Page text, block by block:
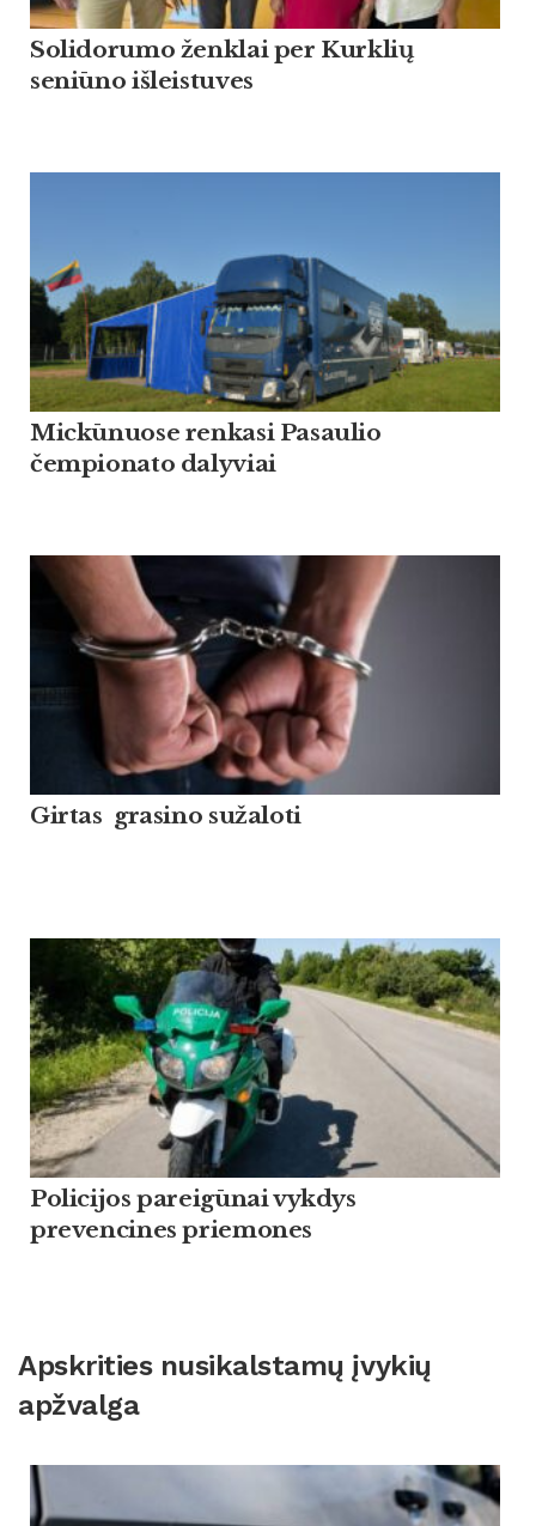
Solidorumo ženklai per Kurklių
seniūno išleistuves
Mickūnuose renkasi Pasaulio
čempionato dalyviai
Girtas grasino sužaloti
Policijos pareigūnai vykdys
prevencines priemones
Apskrities nusikalstamų įvykių
apžvalga